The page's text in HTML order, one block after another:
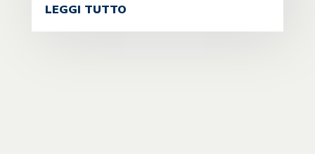
LEGGI TUTTO